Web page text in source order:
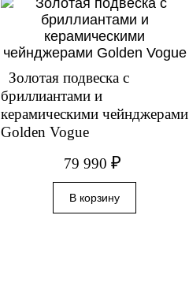
Золотая подвеска с
бриллиантами и
керамическими чейнджерами
Golden Vogue
79 990₽